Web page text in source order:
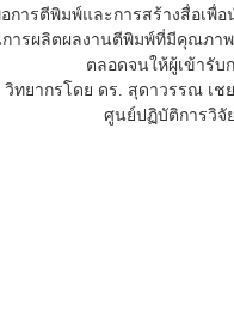
อการตีพิมพ์และการสร้างสื่อเพื่
ารผลิตผลงานตีพิมพ์ที่มีคุณภา
ตลอดจนให้ผู้เข้ารับ
วิทยากรโดย ดร. สุดาวรรณ เ
ศูนย์ปฏิบัติการวิจั